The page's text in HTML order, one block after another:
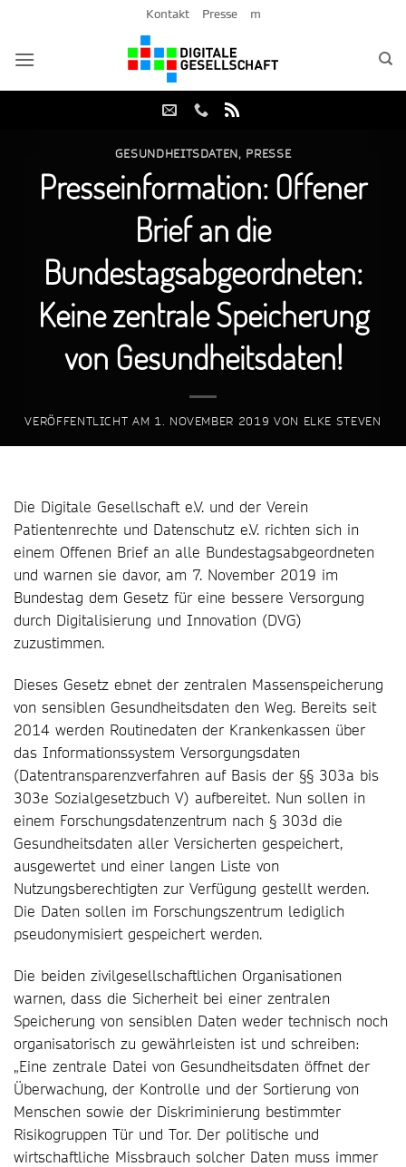
springen
Kontakt Presse m
GESUNDHEITSDATEN, PRESSE
Presseinformation: Offener
Brief an die
Bundestagsabgeordneten:
Keine zentrale Speicherung
von Gesundheitsdaten!
VERÖFFENTLICHT AM 1. NOVEMBER 2019 VON ELKE STEVEN
Die Digitale Gesellschaft e.V. und der Verein
Patientenrechte und Datenschutz e.V. richten sich in
einem Offenen Brief an alle Bundestagsabgeordneten
und warnen sie davor, am 7. November 2019 im
Bundestag dem Gesetz für eine bessere Versorgung
durch Digitalisierung und Innovation (DVG)
zuzustimmen.
Dieses Gesetz ebnet der zentralen Massenspeicherung
von sensiblen Gesundheitsdaten den Weg. Bereits seit
2014 werden Routinedaten der Krankenkassen über
das Informationssystem Versor­gungs­­­­­­daten
(Datentransparenzverfahren auf Basis der §§ 303a bis
303e Sozialge­setz­buch V) aufbereitet. Nun sollen in
einem Forschungsdatenzentrum nach § 303d die
Gesundheitsdaten aller Versicherten gespeichert,
ausgewertet und einer langen Liste von
Nutzungsberechtigten zur Verfügung gestellt werden.
Die Daten sollen im Forschungs­zentrum lediglich
pseudonymisiert gespeichert werden.
Die beiden zivilgesellschaftlichen Organisationen
warnen, dass die Sicherheit bei einer zentralen
Speicherung von sensiblen Daten weder technisch noch
organisatorisch zu gewährleisten ist und schreiben:
„Eine zentrale Datei von Gesundheitsdaten öffnet der
Überwachung, der Kontrolle und der Sortierung von
Menschen sowie der Diskriminierung bestimmter
Risikogruppen Tür und Tor. Der politische und
wirtschaftliche Missbrauch solcher Daten muss immer